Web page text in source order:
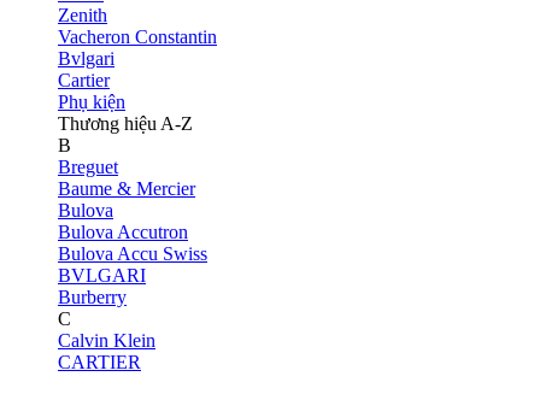
Zenith
Vacheron Constantin
Bvlgari
Cartier
Phụ kiện
Thương hiệu A-Z
B
Breguet
Baume & Mercier
Bulova
Bulova Accutron
Bulova Accu Swiss
BVLGARI
Burberry
C
Calvin Klein
CARTIER